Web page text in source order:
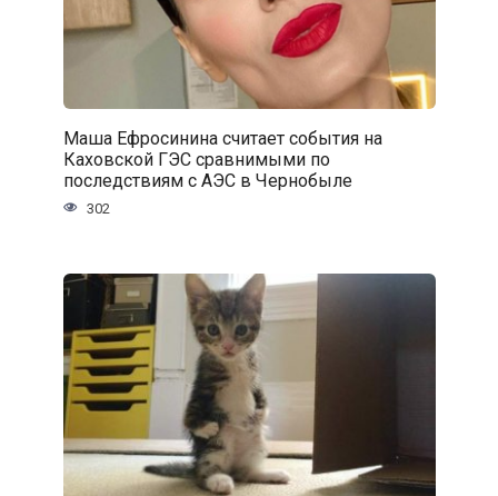
Маша Ефросинина считает события на
Каховской ГЭС сравнимыми по
последствиям с АЭС в Чернобыле
302